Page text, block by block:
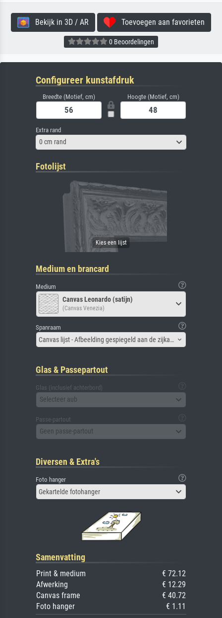
Bekijk in 3D / AR Toevoegen aan favorieten
0 Beoordelingen
Configureer kunstafdruk
Breedte (Motief, cm) Hoogte (Motief, cm)
Extra rand
0 cm rand
Fotolijst
Medium en brancard
Medium
Canvas Leonardo (satijn)
(Canvas Venezia)
Spanraam
Canvas lijst - Afbeelding gespiegeld aan de zijkant
Glas & Passepartout
Glas (inclusief achterbord)
Selecteer aub
Passe-partout
Geen passe-partout
Diversen & Extra's
Foto hanger
Gekartelde fotohanger
Samenvatting
Print & medium
€ 72.12
Afwerking
€ 12.29
Canvas frame
€ 40.72
Foto hanger
€ 1.11